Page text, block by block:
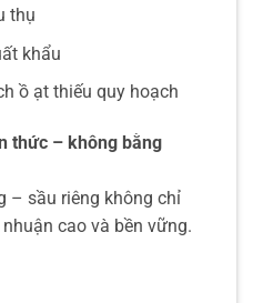
thụ
khẩu
ồ ạt thiếu quy hoạch
thức – không bằng
– sầu riêng không chỉ
cao và bền vững.